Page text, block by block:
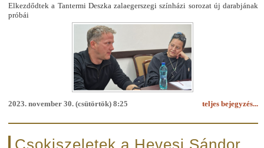
Elkezdődtek a Tantermi Deszka zalaegerszegi színházi sorozat új darabjának
próbái
teljes bejegyzés...
2023. november 30. (csütörtök) 8:25
Csokiszeletek a Hevesi Sándor